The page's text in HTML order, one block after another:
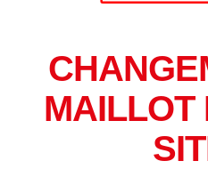
MAILLOT